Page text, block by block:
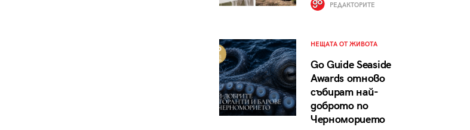
РЕДАКТОРИТЕ
НЕЩАТА ОТ ЖИВОТА
Go Guide Seaside
Awards отново
събират най-
доброто по
Черноморието